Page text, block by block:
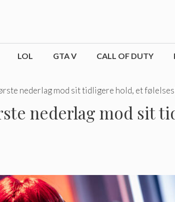
LOL GTA V CALL OF DUTY
nederlag mod sit tidligere hold, et
nederlag mod sit